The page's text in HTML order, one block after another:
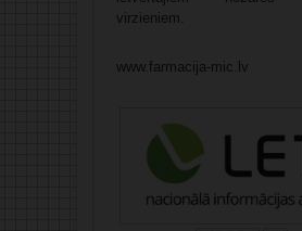
virzieniem.
www.farmacija-mic.lv